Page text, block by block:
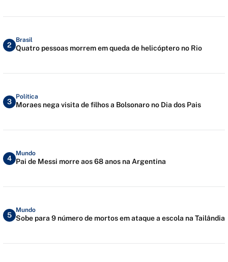
2
Brasil
Quatro pessoas morrem em queda de helicóptero no Rio
3
Política
Moraes nega visita de filhos a Bolsonaro no Dia dos Pais
4
Mundo
Pai de Messi morre aos 68 anos na Argentina
5
Mundo
Sobe para 9 número de mortos em ataque a escola na Tailândia